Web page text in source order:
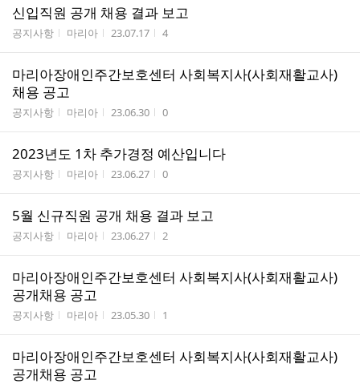
신입직원 공개 채용 결과 보고
게시판명
공지사항 작성자
마리아 작성시간
23.07.17 조회수
4
마리아장애인주간보호센터 사회복지사(사회재활교사)
채용 공고
게시판명
공지사항 작성자
마리아 작성시간
23.06.30 조회수
0
2023년도 1차 추가경정 예산입니다
게시판명
공지사항 작성자
마리아 작성시간
23.06.27 조회수
0
5월 신규직원 공개 채용 결과 보고
게시판명
공지사항 작성자
마리아 작성시간
23.06.27 조회수
2
마리아장애인주간보호센터 사회복지사(사회재활교사)
공개채용 공고
게시판명
공지사항 작성자
마리아 작성시간
23.05.30 조회수
1
마리아장애인주간보호센터 사회복지사(사회재활교사)
공개채용 공고